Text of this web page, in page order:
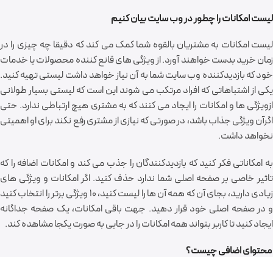
لیست امکانات را چطور در وب سایت بیان کنیم
لیست امکانات به مشتریان بالقوه شما کمک می کند که دقیقا چه چیزی را در
زمان خرید بدست خواهند آورد. از ویژگی های قانع کننده محصولات یا خدمات
خود که بازدیدکننده وب سایت شما به آن نیاز خواهد داشت لیستی تهیه کنید.
یکی از اشتباهاتی که افراد مرتکب می شوند این است که لیستی بسیار طولانی
ازویژگی ها و امکانات را ایجاد می کنند که به مشتری هیچ ارتباطی ندارد. حتی
اگرآن ویژگی جذاب باشد، در صورتی که نیازی از مشتری رفع نکند برای او اهمیتی
نخواهد داشت.
به امکاناتی فکر کنید که بازدیدکنندگان را جذب می کند و امکانات اضافه را که
تاثیر خاصی بر صفحه اصلی شما ندارد حذف کنید. اگر امکانات و ویژگی های
زیادی دارید، بجای آن که همه آن ها را لیست کنید، 10 ویژگی برتر را انتخاب کنید
و در صفحه اصلی خود قرار دهید. جهت باقی امکانات، یک صفحه جداگانه
ایجاد کنید تا کاربر بتواند همه امکانات را در جایی به صورت یکجا مشاهده کند.
محتوای اضافی چیست؟